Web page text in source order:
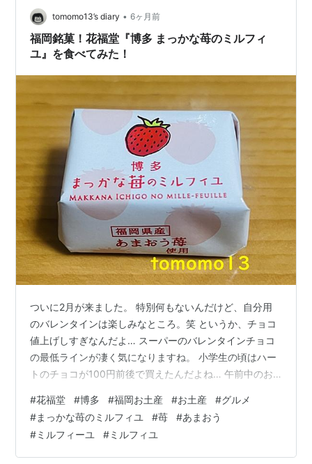
tomomo13’s diary • 6ヶ月前
福岡銘菓！花福堂『博多 まっかな苺のミルフィ
ユ』を食べてみた！
ついに2月が来ました。 特別何もないんだけど、自分用
のバレンタインは楽しみなところ。笑 というか、チョコ
値上げしすぎなんだよ… スーパーのバレンタインチョコ
の最低ラインが凄く気になりますね。 小学生の頃はハー
トのチョコが100円前後で買えたんだよね… 午前中のお
き物。 福岡のお土産ってすぐ分かるパッケージ。 手のひ
らサイズの大きさで可愛いと思う。 リンク 花福堂『博多
まっかな苺のミルフィユ』は福岡県産【あまおう苺】を
使用した苺クリームをサクサクのパイでサンドしホワイ
#花福堂 #博多 #福岡お土産 #お土産 #グルメ
#まっかな苺のミルフィユ #苺 #あまおう
#ミルフィーユ #ミルフィユ